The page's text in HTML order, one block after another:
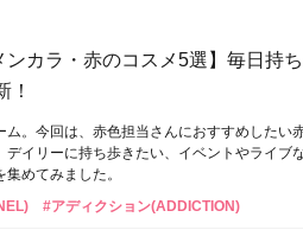
ンカラ・赤のコスメ5選】毎日持
！
ム。今回は、赤色担当さんにおすすめしたい
イリーに持ち歩きたい、イベントやライブ
めてみました。
#アディクション(ADDICTION)